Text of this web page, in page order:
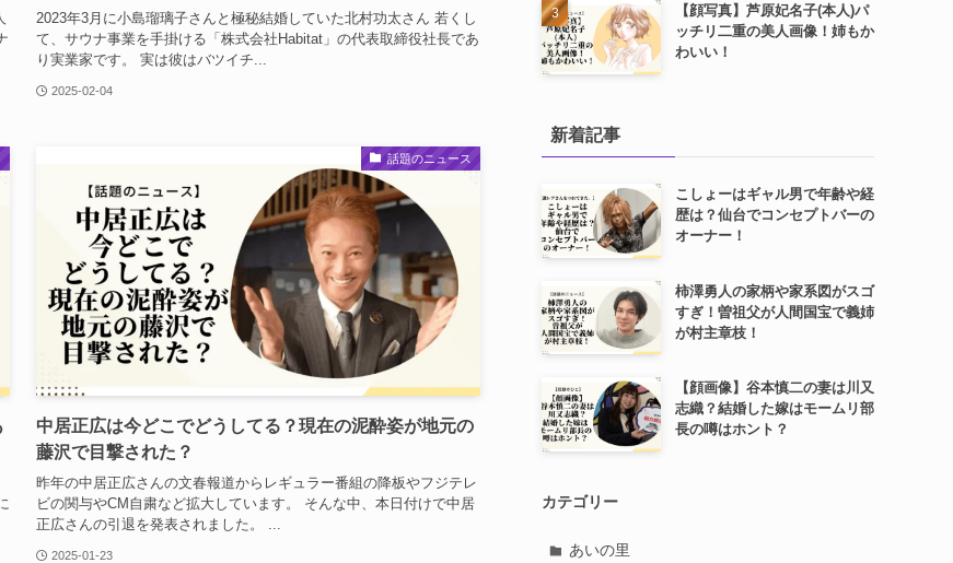
2023年3月に小島瑠璃子さんと極秘結婚していた北村功太さん 若くし
て、サウナ事業を手掛ける「株式会社Habitat」の代表取締役社長であ
り実業家です。 実は彼はバツイチ...
2025-02-04
話題のニュース
中居正広は今どこでどうしてる？現在の泥酔姿が地元の
藤沢で目撃された？
昨年の中居正広さんの文春報道からレギュラー番組の降板やフジテレ
ビの関与やCM自粛など拡大しています。 そんな中、本日付けで中居
正広さんの引退を発表されました。 ...
2025-01-23
【顔写真】芦原妃名子(本人)パ
ッチリ二重の美人画像！姉もか
わいい！
新着記事
こしょーはギャル男で年齢や経
歴は？仙台でコンセプトバーの
オーナー！
柿澤勇人の家柄や家系図がスゴ
すぎ！曽祖父が人間国宝で義姉
が村主章枝！
【顔画像】谷本慎二の妻は川又
志織？結婚した嫁はモームリ部
長の噂はホント？
カテゴリー
あいの里